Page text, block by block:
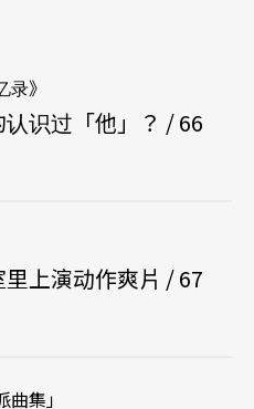
》
识过「他」？ / 66
里上演动作爽片 / 67
集」